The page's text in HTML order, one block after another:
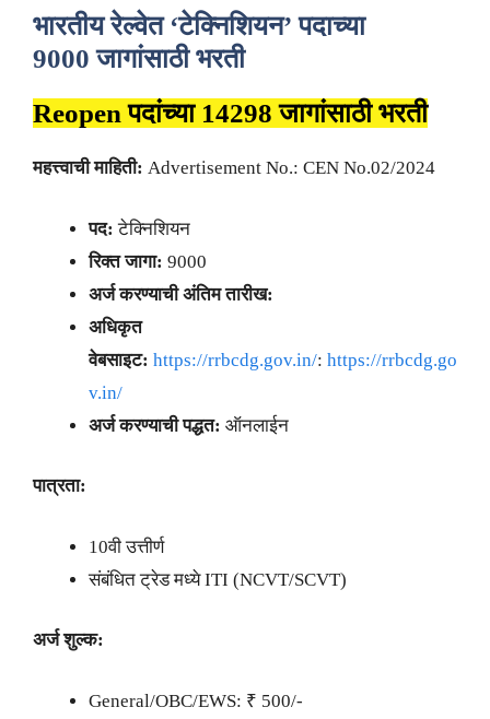
भारतीय रेल्वेत ‘टेक्निशियन’ पदाच्या
9000 जागांसाठी भरती
Reopen पदांच्या 14298 जागांसाठी भरती
महत्त्वाची माहिती: Advertisement No.: CEN No.02/2024
पद: टेक्निशियन
रिक्त जागा: 9000
अर्ज करण्याची अंतिम तारीख:
अधिकृत
वेबसाइट: https://rrbcdg.gov.in/: https://rrbcdg.go
v.in/
अर्ज करण्याची पद्धत: ऑनलाईन
पात्रता:
10वी उत्तीर्ण
संबंधित ट्रेड मध्ये ITI (NCVT/SCVT)
अर्ज शुल्क:
General/OBC/EWS: ₹ 500/-